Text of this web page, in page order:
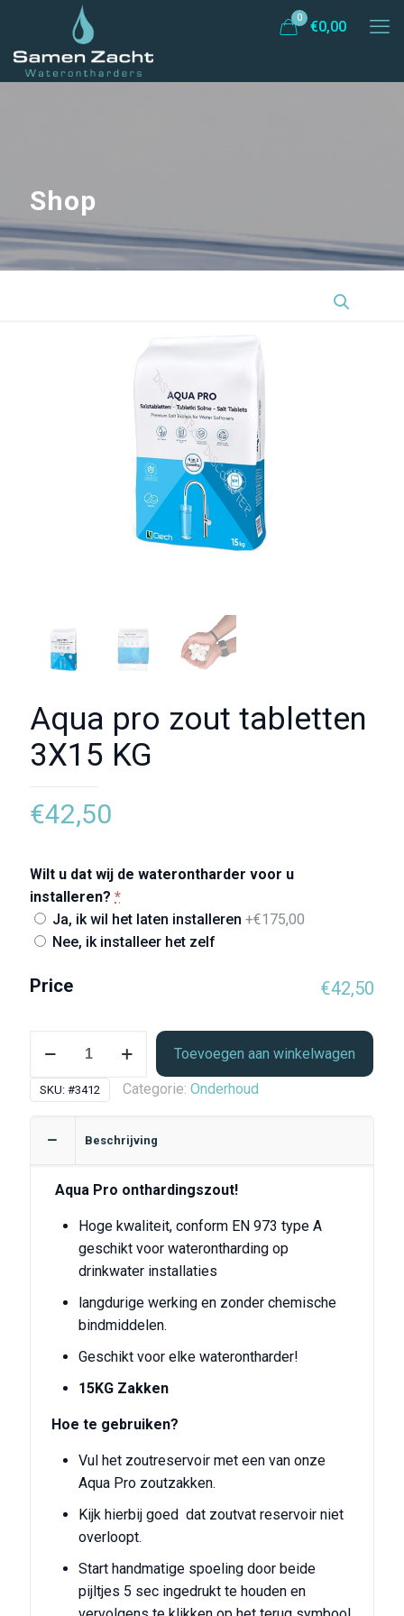
0
€0,00
Shop
Aqua pro zout tabletten
3X15 KG
€42,50
Wilt u dat wij de waterontharder voor u
installeren? *
Ja, ik wil het laten installeren +€175,00
Nee, ik installeer het zelf
Price €42,50
zout
Toevoegen aan winkelwagen
SKU: #3412 Categorie: Onderhoud
Beschrijving
Aqua Pro onthardingszout!
Hoge kwaliteit, conform EN 973 type A
geschikt voor waterontharding op
drinkwater installaties
langdurige werking en zonder chemische
bindmiddelen.
Geschikt voor elke waterontharder!
15KG Zakken
Hoe te gebruiken?
Vul het zoutreservoir met een van onze
Aqua Pro zoutzakken.
Kijk hierbij goed dat zoutvat reservoir niet
overloopt.
Start handmatige spoeling door beide
pijltjes 5 sec ingedrukt te houden en